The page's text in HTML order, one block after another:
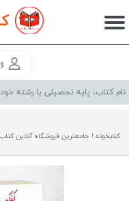
حساب کاربری من
سفارشات
کتابخونه ! جامعترین فروشگاه آنلاین کتاب